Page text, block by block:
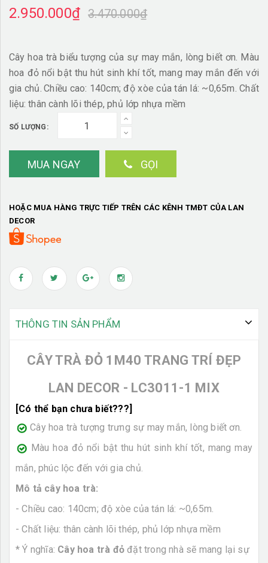
2.950.000₫ 3.470.000₫
Cây hoa trà biểu tượng của sự may mắn, lòng biết ơn. Màu
hoa đỏ nổi bật thu hút sinh khí tốt, mang may mắn đến với
gia chủ. Chiều cao: 140cm; độ xòe của tán lá: ~0,65m. Chất
liệu: thân cành lõi thép, phủ lớp nhựa mềm
SỐ LƯỢNG:
MUA NGAY GỌI
HOẶC MUA HÀNG TRỰC TIẾP TRÊN CÁC KÊNH TMĐT CỦA LAN
DECOR
THÔNG TIN SẢN PHẨM
CÂY TRÀ ĐỎ 1M40 TRANG TRÍ ĐẸP
LAN DECOR - LC3011-1 MIX
[Có thể bạn chưa biết???]
Cây hoa trà tượng trưng sự may mắn, lòng biết ơn.
Màu hoa đỏ nổi bật thu hút sinh khí tốt, mang may
mắn, phúc lộc đến với gia chủ.
Mô tả cây hoa trà:
- Chiều cao: 140cm; độ xòe của tán lá: ~0,65m.
- Chất liệu: thân cành lõi thép, phủ lớp nhựa mềm
* Ý nghĩa: Cây hoa trà đỏ đặt trong nhà sẽ mang lại sự